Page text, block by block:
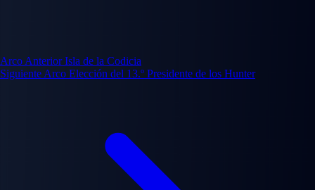
Arco Anterior Isla de la Codicia
Siguiente Arco Elección del 13.º Presidente de los Hunter